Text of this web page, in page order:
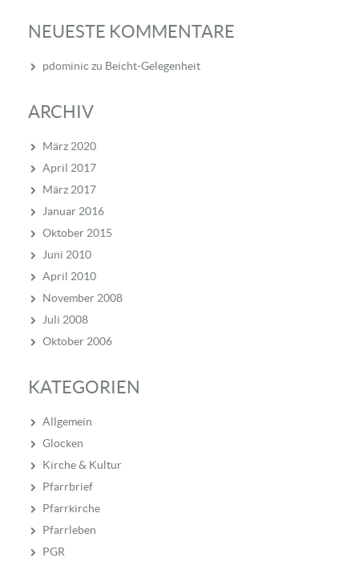
NEUESTE KOMMENTARE
pdominic zu Beicht-Gelegenheit
ARCHIV
März 2020
April 2017
März 2017
Januar 2016
Oktober 2015
Juni 2010
April 2010
November 2008
Juli 2008
Oktober 2006
KATEGORIEN
Allgemein
Glocken
Kirche & Kultur
Pfarrbrief
Pfarrkirche
Pfarrleben
PGR